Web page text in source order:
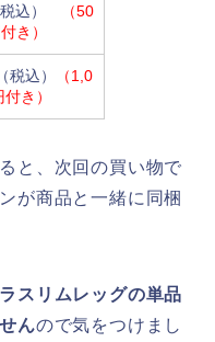
込）
（50
き）
税込）
（1,0
き）
と、次回の買い物で
が商品と一緒に同梱
スリムレッグの単品
んので気をつけまし